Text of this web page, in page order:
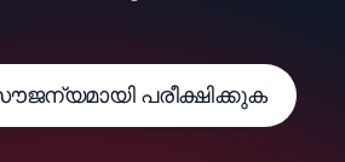
പരീക്ഷിക്കുക